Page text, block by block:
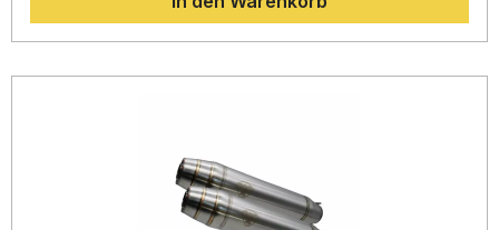
und dynamischeres Fahrgefühl. Dank der homologierten
Ausführung dürfen Sie sich über eine straßenzugelassene
eine Soundanpassung nach Ihren Wünschen. Alle
Installation in einer Fachwerkstatt empfohlen.
Leistungssteigerung und optimiertes Drehmoment Leichter
als die Serienauspuffanlage Homologiert und legal im